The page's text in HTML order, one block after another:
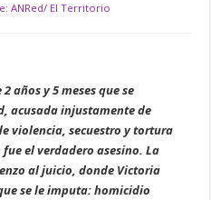
ANRed/ El Territorio
años y 5 meses que se
acusada injustamente de
violencia, secuestro y tortura
el verdadero asesino. La
al juicio, donde Victoria
se le imputa: homicidio